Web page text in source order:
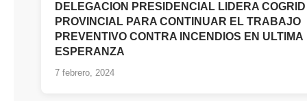
DELEGACION PRESIDENCIAL LIDERA COGRID
PROVINCIAL PARA CONTINUAR EL TRABAJO
PREVENTIVO CONTRA INCENDIOS EN ULTIMA
ESPERANZA
7 febrero, 2024